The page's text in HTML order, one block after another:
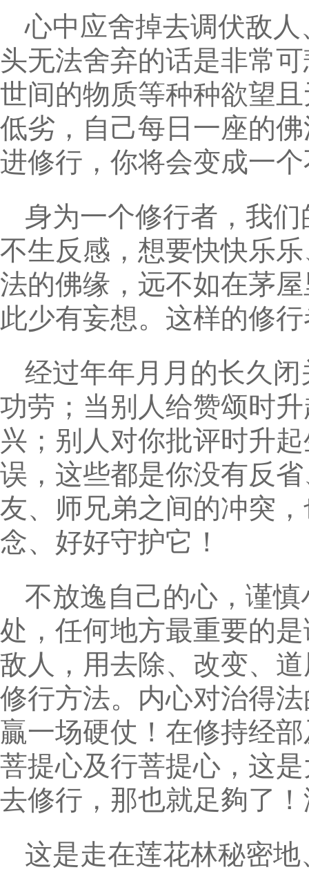
心中应舍掉去调伏敌
头无法舍弃的话是非常
世间的物质等种种欲望
低劣，自己每日一座的
进修行，你将会变成一
身为一个修行者，我
不生反感，想要快快乐
法的佛缘，远不如在茅
此少有妄想。这样的修
经过年年月月的长久
功劳；当别人给赞颂时
兴；别人对你批评时升
误，这些都是你没有反
友、师兄弟之间的冲突
念、好好守护它！
不放逸自己的心，谨
处，任何地方最重要的
敌人，用去除、改变、
修行方法。内心对治得
贏一场硬仗！在修持经
菩提心及行菩提心，这
去修行，那也就足夠了
这是走在莲花林秘密